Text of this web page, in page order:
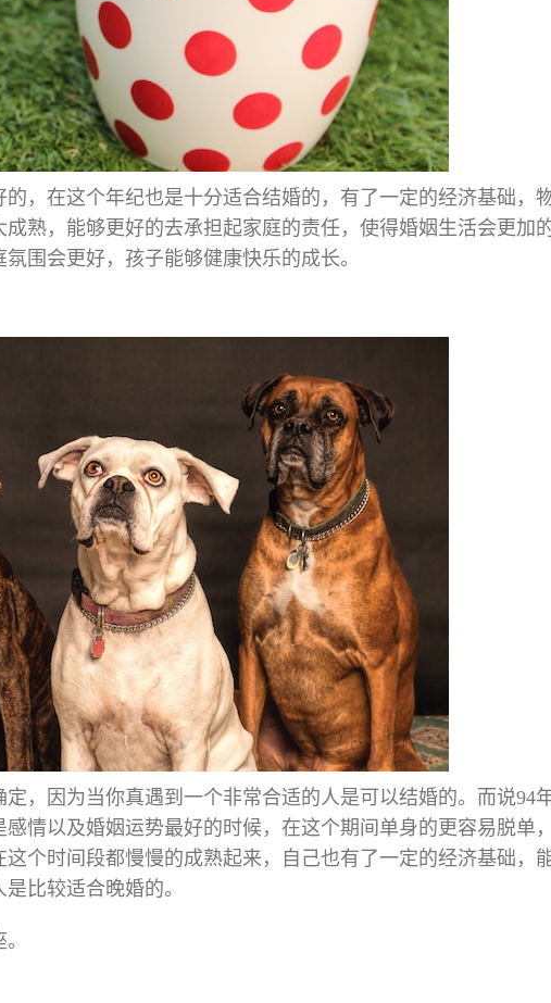
，在这个年纪也是十分适合结婚的，有了一定的经济基础，
熟，能够更好的去承担起家庭的责任，使得婚姻生活会更加
围会更好，孩子能够健康快乐的成长。
，因为当你真遇到一个非常合适的人是可以结婚的。而说94
情以及婚姻运势最好的时候，在这个期间单身的更容易脱单
个时间段都慢慢的成熟起来，自己也有了一定的经济基础，
比较适合晚婚的。